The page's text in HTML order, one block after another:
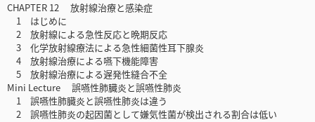
CHAPTER 12 放射線治療と感染症
1 はじめに
2 放射線による急性反応と晩期反応
3 化学放射線療法による急性細菌性耳下腺炎
4 放射線治療による嚥下機能障害
5 放射線治療による遅発性縫合不全
Mini Lecture 誤嚥性肺臓炎と誤嚥性肺炎
1 誤嚥性肺臓炎と誤嚥性肺炎は違う
2 誤嚥性肺炎の起因菌として嫌気性菌が検出される割合は低い